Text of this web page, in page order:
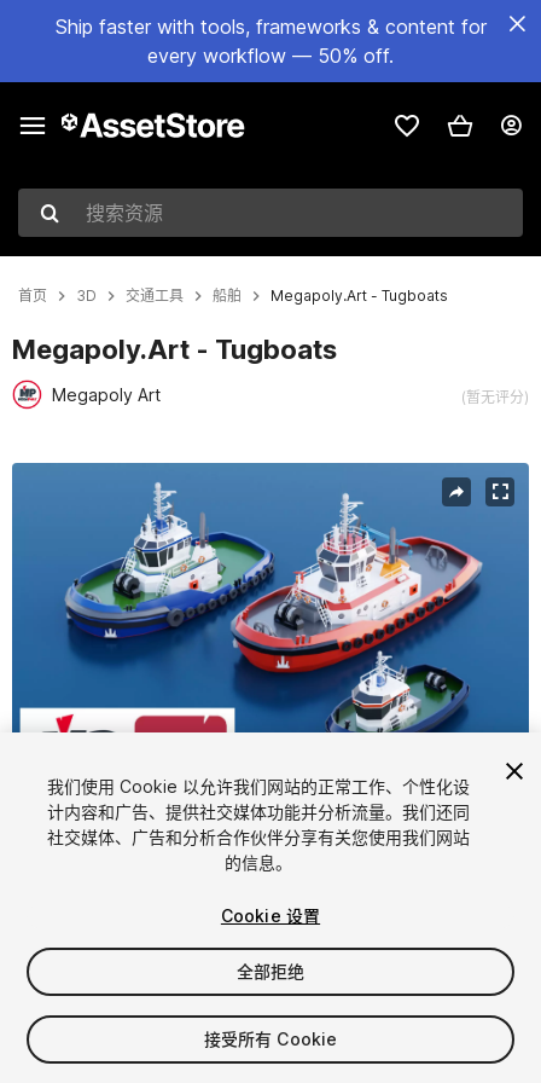
Ship faster with tools, frameworks & content for
every workflow — 50% off.
搜索资源
首页 3D 交通工具 船舶 Megapoly.Art - Tugboats
Megapoly.Art - Tugboats
Megapoly Art (暂无评分)
当前幻灯片：1 / 9
1/9
$14.99
增值税将在结算时计算
我们使用 Cookie 以允许我们网站的正常工作、个性化设
计内容和广告、提供社交媒体功能并分析流量。我们还同
社交媒体、广告和分析合作伙伴分享有关您使用我们网站
的信息。
Cookie 设置
全部拒绝
接受所有 Cookie